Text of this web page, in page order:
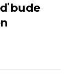
bude